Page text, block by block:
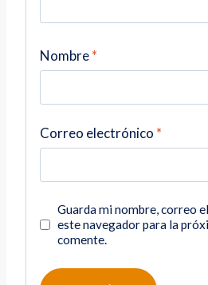
Nombre*
Correo electrónico *
Guarda mi nombre, correo
este navegador para la
comente.